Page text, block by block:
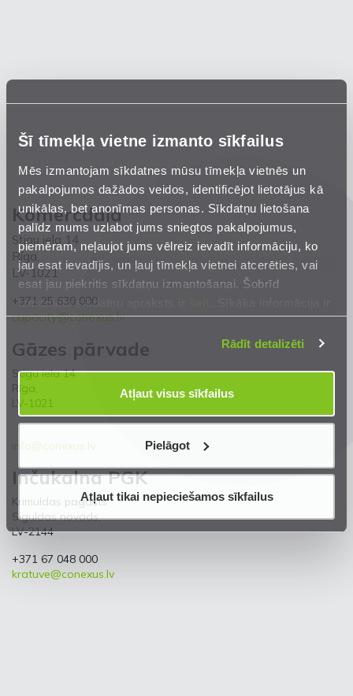
Šī tīmekļa vietne izmanto sīkfailus
Mēs izmantojam sīkdatnes mūsu tīmekļa vietnēs un
pakalpojumos dažādos veidos, identificējot lietotājus kā
unikālas, bet anonīmas personas. Sīkdatņu lietošana
palīdz mums uzlabot jums sniegtos pakalpojumus,
piemēram, neļaujot jums vēlreiz ievadīt informāciju, ko
jau esat ievadījis, un ļauj tīmekļa vietnei atcerēties, vai
esat jau piekritis sīkdatņu izmantošanai. Šobrīd
izmantoto sīkdatņu apraksts ir
mūsuPrivātuma atrunā.
Rādīt detalizēti
Atļaut visus sīkfailus
Pielāgot
Atļaut tikai nepieciešamos sīkfailus
Komercdaļa
Stigu iela 14
Rīga,
LV-1021
+371 25 630 000
capacity@conexus.lv
Gāzes pārvade
Stigu iela 14
Rīga,
LV-1021
info@conexus.lv
Inčukalna PGK
Krimuldas pagasts
Siguldas novads,
LV-2144
+371 67 048 000
kratuve@conexus.lv